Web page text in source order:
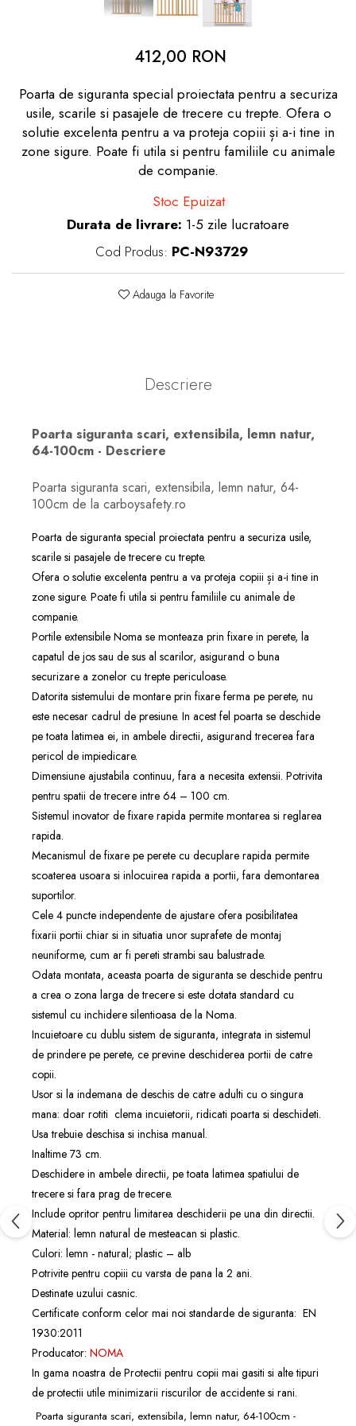
dopuri de urechi
412,00 RON
Poarta de siguranta special proiectata pentru a securiza
usile, scarile si pasajele de trecere cu trepte. Ofera o
solutie excelenta pentru a va proteja copiii și a-i tine in
zone sigure. Poate fi utila si pentru familiile cu animale
de companie.
Stoc Epuizat
Durata de livrare: 1-5 zile lucratoare
Cod Produs: PC-N93729
Adauga la Favorite
Descriere
Poarta siguranta scari, extensibila, lemn natur,
64-100cm - Descriere
Poarta siguranta scari, extensibila, lemn natur, 64-
100cm de la carboysafety.ro
Poarta de siguranta special proiectata pentru a securiza usile,
scarile si pasajele de trecere cu trepte.
Ofera o solutie excelenta pentru a va proteja copiii și a-i tine in
zone sigure. Poate fi utila si pentru familiile cu animale de
companie.
Portile extensibile Noma se monteaza prin fixare in perete, la
capatul de jos sau de sus al scarilor, asigurand o buna
securizare a zonelor cu trepte periculoase.
Datorita sistemului de montare prin fixare ferma pe perete, nu
este necesar cadrul de presiune. In acest fel poarta se deschide
pe toata latimea ei, in ambele directii, asigurand trecerea fara
pericol de impiedicare.
Dimensiune ajustabila continuu, fara a necesita extensii. Potrivita
pentru spatii de trecere intre 64 – 100 cm.
Sistemul inovator de fixare rapida permite montarea si reglarea
rapida.
Mecanismul de fixare pe perete cu decuplare rapida permite
scoaterea usoara si inlocuirea rapida a portii, fara demontarea
suportilor.
Cele 4 puncte independente de ajustare ofera posibilitatea
fixarii portii chiar si in situatia unor suprafete de montaj
neuniforme, cum ar fi pereti strambi sau balustrade.
Odata montata, aceasta poarta de siguranta se deschide pentru
a crea o zona larga de trecere si este dotata standard cu
sistemul cu inchidere silentioasa de la Noma.
Incuietoare cu dublu sistem de siguranta, integrata in sistemul
de prindere pe perete, ce previne deschiderea portii de catre
copii.
Usor si la indemana de deschis de catre adulti cu o singura
mana: doar rotiti clema incuietorii, ridicati poarta si deschideti.
Usa trebuie deschisa si inchisa manual.
Inaltime 73 cm.
Deschidere in ambele directii, pe toata latimea spatiului de
trecere si fara prag de trecere.
Include opritor pentru limitarea deschiderii pe una din directii.
Material: lemn natural de mesteacan si plastic.
Culori: lemn - natural; plastic – alb
Potrivite pentru copiii cu varsta de pana la 2 ani.
Destinate uzului casnic.
Certificate conform celor mai noi standarde de siguranta: EN
1930:2011
Producator: NOMA
In gama noastra de Protectii pentru copii mai gasiti si alte tipuri
de protectii utile minimizarii riscurilor de accidente si rani.
Poarta siguranta scari, extensibila, lemn natur, 64-100cm -